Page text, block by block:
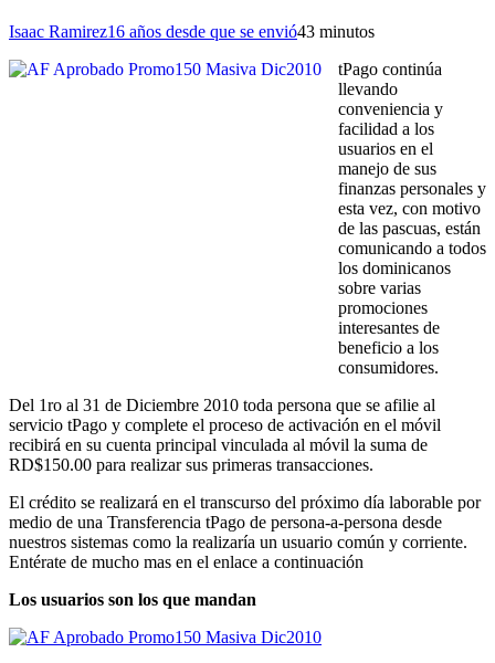
Isaac Ramirez16 años desde que se envió43 minutos
tPago continúa
llevando
conveniencia y
facilidad a los
usuarios en el
manejo de sus
finanzas personales y
esta vez, con motivo
de las pascuas, están
comunicando a todos
los dominicanos
sobre varias
promociones
interesantes de
beneficio a los
consumidores.
Del 1ro al 31 de Diciembre 2010 toda persona que se afilie al
servicio tPago y complete el proceso de activación en el móvil
recibirá en su cuenta principal vinculada al móvil la suma de
RD$150.00 para realizar sus primeras transacciones.
El crédito se realizará en el transcurso del próximo día laborable por
medio de una Transferencia tPago de persona-a-persona desde
nuestros sistemas como la realizaría un usuario común y corriente.
Entérate de mucho mas en el enlace a continuación
Los usuarios son los que mandan